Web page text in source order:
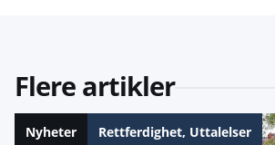
Flere artikler
Nyheter Rettferdighet, Uttalelser